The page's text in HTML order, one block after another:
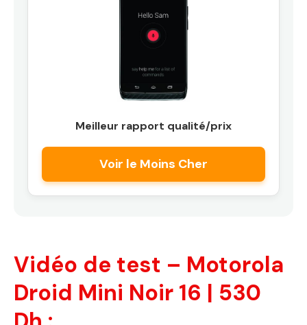
Meilleur rapport qualité/prix
Voir le Moins Cher
Vidéo de test – Motorola
Droid Mini Noir 16 | 530